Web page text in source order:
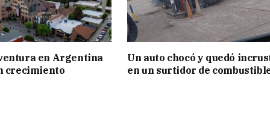
en Argentina
crecimiento
Un auto chocó y quedó
en un surtidor de